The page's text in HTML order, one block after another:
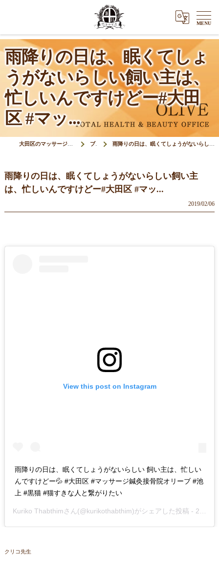
雨降りの日は、眠くてしょ
うがないらしい飼い主は、
忙しいんですけどー#大田
区 #マッ...
大田区のマッサージ＆鍼灸接骨院オリーブ(Olive) ブログ 雨降りの日は、眠くてしょうがないらしい飼い主は、忙しいんですけどー#大田区 #マッ...
雨降りの日は、眠くてしょうがないらしい飼い主
は、忙しいんですけどー#大田区 #マッ...
2019/02/06
View this post on Instagram
雨降りの日は、眠くてしょうがないらしい 飼い主は、忙しい
んですけどー💦 #大田区 #マッサージ鍼灸接骨院オリーブ #池
上 #黒猫 #猫すきな人と繋がりたい
Kuriko Thabthimさん(@kurikothabthim)がシェアした投稿 - 2019年Feb月6日am1時01分PST
クリコ先生